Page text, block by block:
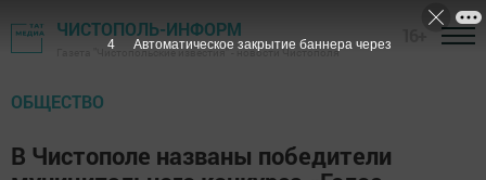
ЧИСТОПОЛЬ-ИНФОРМ
Газета "Чистопольские известия" - новости Чистополя
ОБЩЕСТВО
В Чистополе названы победители
3 Автоматическое закрытие баннера через